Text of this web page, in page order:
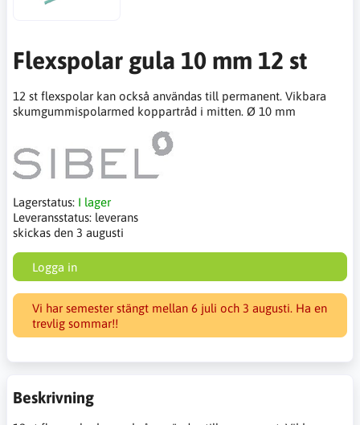
Flexspolar gula 10 mm 12 st
12 st flexspolar kan också användas till permanent. Vikbara
skumgummispolarmed koppartråd i mitten. Ø 10 mm
Lagerstatus: I lager
Leveransstatus: leverans
skickas den 3 augusti
Logga in
Vi har semester stängt mellan 6 juli och 3 augusti. Ha en
trevlig sommar!!
Beskrivning